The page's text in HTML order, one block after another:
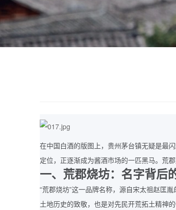
在中国白酒的版图上，贵州茅台镇无疑是最
定位，正逐渐成为酱酒市场的一匹黑马。荒
一、荒郡烧坊：名字背后
“荒郡烧坊”这一品牌名称，源自宋太祖赵匡胤
土地历史的致敬，也是对先民开荒拓土精神的